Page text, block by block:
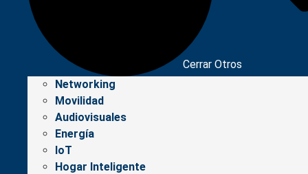
Cerrar Otros
Networking
Movilidad
Audiovisuales
Energía
IoT
Hogar Inteligente